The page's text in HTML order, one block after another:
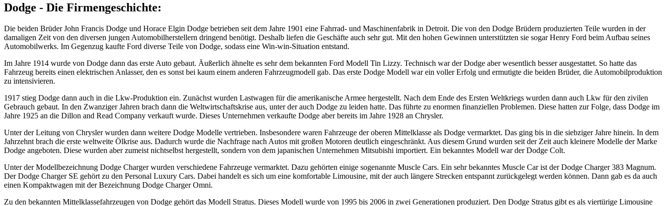
Dodge - Die Firmengeschichte:
Die beiden Brüder John Francis Dodge und Horace Elgin Dodge betrieben seit dem Jahre 1901 eine Fahrrad- und Maschinenfabrik in Detroit. Die von den Dodge Brüdern produzierten Teile wurden in der
damaligen Zeit von den diversen jungen Automobilherstellern dringend benötigt. Deshalb liefen die Geschäfte auch sehr gut. Mit den hohen Gewinnen unterstützten sie sogar Henry Ford beim Aufbau seines
Automobilwerks. Im Gegenzug kaufte Ford diverse Teile von Dodge, sodass eine Win-win-Situation entstand.
Im Jahre 1914 wurde von Dodge dann das erste Auto gebaut. Äußerlich ähnelte es sehr dem bekannten Ford Modell Tin Lizzy. Technisch war der Dodge aber wesentlich besser ausgestattet. So hatte das
Fahrzeug bereits einen elektrischen Anlasser, den es sonst bei kaum einem anderen Fahrzeugmodell gab. Das erste Dodge Modell war ein voller Erfolg und ermutigte die beiden Brüder, die Automobilproduktion
zu intensivieren.
1917 stieg Dodge dann auch in die Lkw-Produktion ein. Zunächst wurden Lastwagen für die amerikanische Armee hergestellt. Nach dem Ende des Ersten Weltkriegs wurden dann auch Lkw für den zivilen
Gebrauch gebaut. In den Zwanziger Jahren brach dann die Weltwirtschaftskrise aus, unter der auch Dodge zu leiden hatte. Das führte zu enormen finanziellen Problemen. Diese hatten zur Folge, dass Dodge im
Jahre 1925 an die Dillon and Read Company verkauft wurde. Dieses Unternehmen verkaufte Dodge aber bereits im Jahre 1928 an Chrysler.
Unter der Leitung von Chrysler wurden dann weitere Dodge Modelle vertrieben. Insbesondere waren Fahrzeuge der oberen Mittelklasse als Dodge vermarktet. Das ging bis in die siebziger Jahre hinein. In dem
Jahrzehnt brach die erste weltweite Ölkrise aus. Dadurch wurde die Nachfrage nach Autos mit großen Motoren deutlich eingeschränkt. Aus diesem Grund wurden seit der Zeit auch kleinere Modelle der Marke
Dodge angeboten. Diese wurden aber zumeist nichtselbst hergestellt, sondern von dem japanischen Unternehmen Mitsubishi importiert. Ein bekanntes Modell war der Dodge Colt.
Unter der Modellbezeichnung Dodge Charger wurden verschiedene Fahrzeuge vermarktet. Dazu gehörten einige sogenannte Muscle Cars. Ein sehr bekanntes Muscle Car ist der Dodge Charger 383 Magnum.
Der Dodge Charger SE gehört zu den Personal Luxury Cars. Dabei handelt es sich um eine komfortable Limousine, mit der auch längere Strecken entspannt zurückgelegt werden können. Dann gab es da auch
einen Kompaktwagen mit der Bezeichnung Dodge Charger Omni.
Zu den bekannten Mittelklassefahrzeugen von Dodge gehört das Modell Stratus. Dieses Modell wurde von 1995 bis 2006 in zwei Generationen produziert. Den Dodge Stratus gibt es als viertürige Limousine